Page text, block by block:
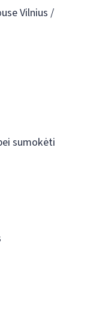
Vilnius /
sumokėti